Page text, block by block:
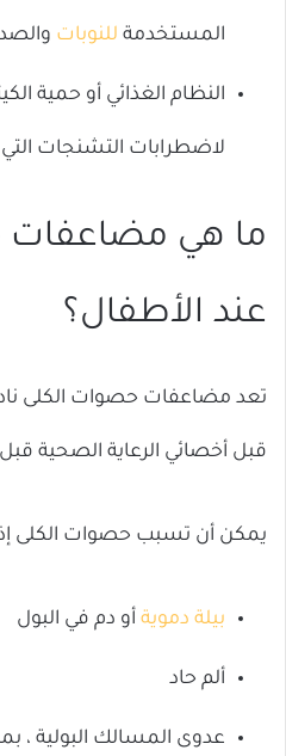
المستخدمة للنوبات
النظام الغذائي أو حمية
لاضطرابات التشنجات
ما هي مضاعفات
عند الأطفال؟
تعد مضاعفات حصوات الكلى
قبل أخصائي الرعاية الصحية
يمكن أن تسبب حصوات الكلى
بيلة دموية أو دم في البول
ألم حاد
عدوى المسالك البولية ،